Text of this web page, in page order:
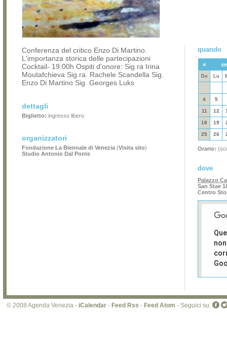
Conferenza del critico Enzo Di Martino.
L'importanza storica delle partecipazioni
Cocktail- 19:00h Ospiti d'onore: Sig.ra Irina
Moutafchieva Sig.ra. Rachele Scandella Sig.
Enzo Di Martino Sig. Georges Luks
dettagli
Biglietto: ingresso libero
organizzatori
Fondazione La Biennale di Venezia (Visita sito)
Studio Antonio Dal Ponte
quando
«
Do Lu
4 5
11 12
18 19
25 26
Orario:
dove
Palazzo
San Stae
Centro
di
sito
© 2008 Agenda Venezia - iCalendar - Feed Rss - Feed Atom - Seguici su: